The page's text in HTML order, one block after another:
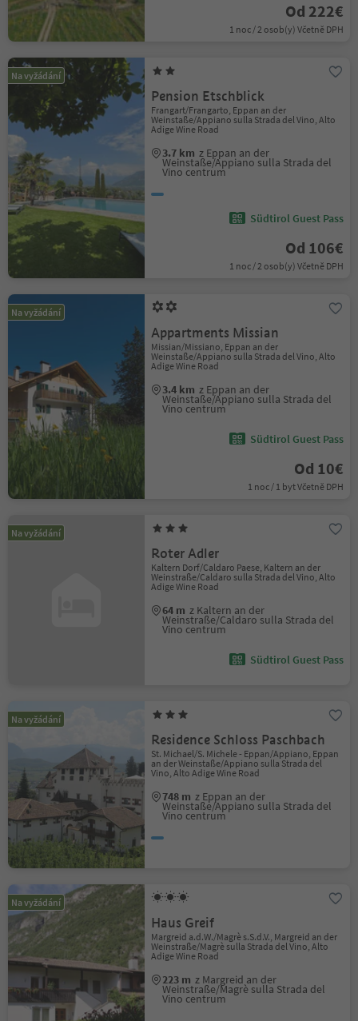
Od 222€
1 noc / 2 osob(y) Včetně DPH
Na vyžádání
Pension Etschblick
Frangart/Frangarto, Eppan an der
Weinstaße/Appiano sulla Strada del Vino, Alto
Adige Wine Road
3.7 km z Eppan an der
Weinstaße/Appiano sulla Strada del
Vino centrum
Südtirol Guest Pass
Od 106€
1 noc / 2 osob(y) Včetně DPH
Na vyžádání
Appartments Missian
Missian/Missiano, Eppan an der
Weinstaße/Appiano sulla Strada del Vino, Alto
Adige Wine Road
3.4 km z Eppan an der
Weinstaße/Appiano sulla Strada del
Vino centrum
Südtirol Guest Pass
Od 10€
1 noc / 1 byt Včetně DPH
Na vyžádání
Roter Adler
Kaltern Dorf/Caldaro Paese, Kaltern an der
Weinstraße/Caldaro sulla Strada del Vino, Alto
Adige Wine Road
64 m z Kaltern an der
Weinstraße/Caldaro sulla Strada del
Vino centrum
Südtirol Guest Pass
Na vyžádání
Residence Schloss Paschbach
St. Michael/S. Michele - Eppan/Appiano, Eppan
an der Weinstaße/Appiano sulla Strada del
Vino, Alto Adige Wine Road
748 m z Eppan an der
Weinstaße/Appiano sulla Strada del
Vino centrum
Na vyžádání
Haus Greif
Margreid a.d.W./Magrè s.S.d.V., Margreid an der
Weinstraße/Magrè sulla Strada del Vino, Alto
Adige Wine Road
223 m z Margreid an der
Weinstraße/Magrè sulla Strada del
Vino centrum